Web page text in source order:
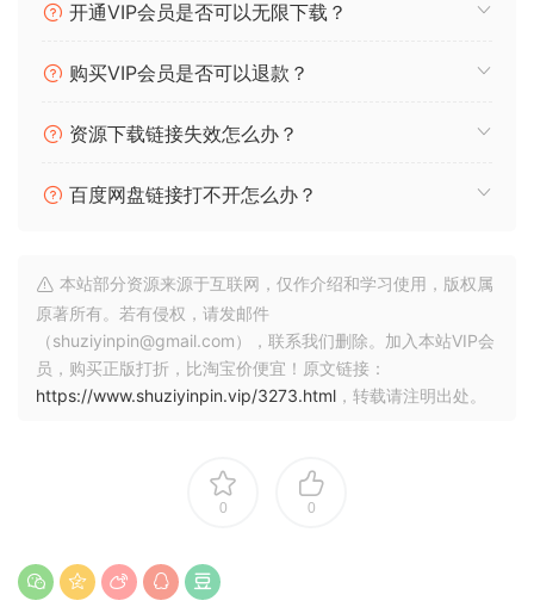
开通VIP会员是否可以无限下载？
购买VIP会员是否可以退款？
资源下载链接失效怎么办？
百度网盘链接打不开怎么办？
本站部分资源来源于互联网，仅作介绍和学习使用，版权属
原著所有。若有侵权，请发邮件
（shuziyinpin@gmail.com），联系我们删除。加入本站VIP会
员，购买正版打折，比淘宝价便宜！原文链接：
https://www.shuziyinpin.vip/3273.html ，转载请注明出处。
0 0